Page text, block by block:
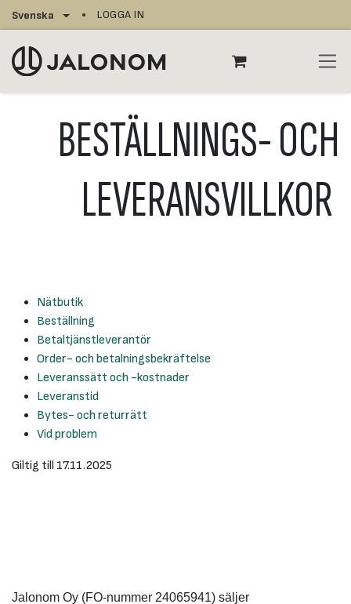
Hoppa till innehåll
Svenska LOGGA IN
BESTÄLLNINGS- OCH
LEVERANSVILLKOR
Nätbutik
Beställning
Betaltjänstleverantör
Order- och betalningsbekräftelse
Leveranssätt och -kostnader
Leveranstid
Bytes- och returrätt
Vid problem
Giltig till 17.11.2025
Jalonom Oy (FO-nummer 24065941) säljer